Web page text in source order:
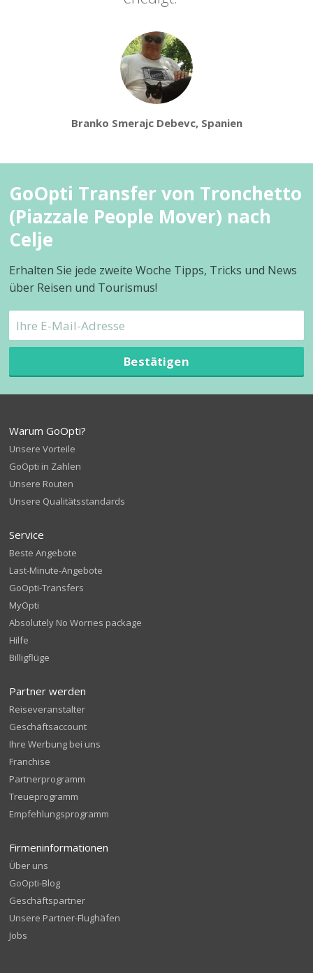
Branko Smerajc Debevc, Spanien
GoOpti Transfer von Tronchetto
(Piazzale People Mover) nach
Celje
Erhalten Sie jede zweite Woche Tipps, Tricks und News
über Reisen und Tourismus!
Bestätigen
Warum GoOpti?
Unsere Vorteile
GoOpti in Zahlen
Unsere Routen
Unsere Qualitätsstandards
Service
Beste Angebote
Last-Minute-Angebote
GoOpti-Transfers
MyOpti
Absolutely No Worries package
Hilfe
Billigflüge
Partner werden
Reiseveranstalter
Geschäftsaccount
Ihre Werbung bei uns
Franchise
Partnerprogramm
Treueprogramm
Empfehlungsprogramm
Firmeninformationen
Über uns
GoOpti-Blog
Geschäftspartner
Unsere Partner-Flughäfen
Jobs